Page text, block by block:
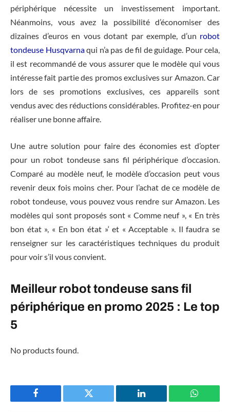
périphérique nécessite un investissement important.
Néanmoins, vous avez la possibilité d’économiser des
dizaines d’euros en vous dotant par exemple, d’un robot
tondeuse Husqvarnaqui n’a pas de fil de guidage. Pour cela,
il est recommandé de vous assurer que le modèle qui vous
intéresse fait partie des promos exclusives sur Amazon. Car
lors de ses promotions exclusives, ces appareils sont
vendus avec des réductions considérables. Profitez-en pour
réaliser une bonne affaire.
Une autre solution pour faire des économies est d’opter
pour un robot tondeuse sans fil périphérique d’occasion.
Comparé au modèle neuf, le modèle d’occasion peut vous
revenir deux fois moins cher. Pour l’achat de ce modèle de
robot tondeuse, vous pouvez vous rendre sur Amazon. Les
modèles qui sont proposés sont « Comme neuf », « En très
bon état », « En bon état »‘ et « Acceptable ». Il faudra se
renseigner sur les caractéristiques techniques du produit
pour voir s’il vous convient.
Meilleur robot tondeuse sans fil
périphérique en promo 2025 : Le top
5
No products found.
Facebook Twitter LinkedIn